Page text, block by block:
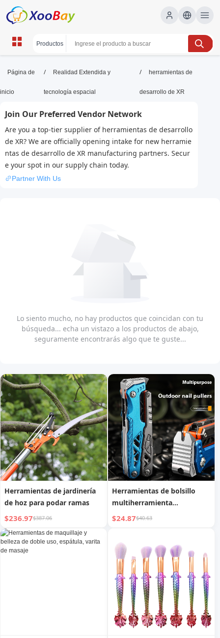
herramientas de desarrollo de XR |
XOOBAY B2B/B2C Marketplace
virtual, realidad aumentada, wholesale
herramientas de desarrollo de XR, XOOBAY
Guía de herramientas XR para crear experiencias inmersivas en
VR, AR y MR, con tutoriales y APIs actualizados.
Página de
inicio
/ Realidad Extendida y
tecnología espacial
/ herramientas de
desarrollo de XR
Join Our Preferred Vendor Network
Are you a top-tier supplier of herramientas de desarrollo
de XR? We are officially opening intake for new herramie
ntas de desarrollo de XR manufacturing partners. Secur
e your spot in our supply chain today.
Partner With Us
Lo siento mucho, no hay productos que coincidan con tu
búsqueda... echa un vistazo a los productos de abajo,
seguramente encontrarás algo que te guste...
Herramientas de jardinería
de hoz para podar ramas
$236.97$387.06
Herramientas de bolsillo
multiherramienta
multifuncional para
$24.87$40.63